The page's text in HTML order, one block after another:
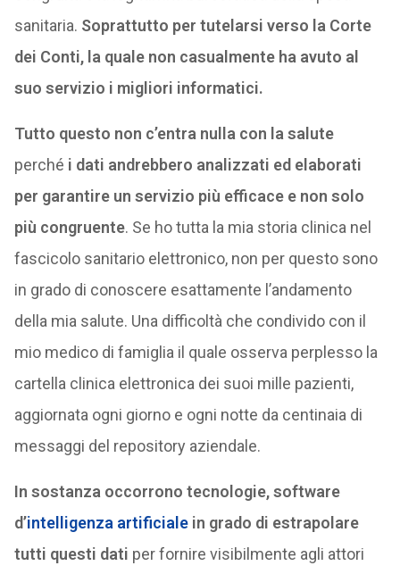
sanitaria. Soprattutto per tutelarsi verso la Corte
dei Conti, la quale non casualmente ha avuto al
suo servizio i migliori informatici.
Tutto questo non c’entra nulla con la salute
perché i dati andrebbero analizzati ed elaborati
per garantire un servizio più efficace e non solo
più congruente. Se ho tutta la mia storia clinica nel
fascicolo sanitario elettronico, non per questo sono
in grado di conoscere esattamente l’andamento
della mia salute. Una difficoltà che condivido con il
mio medico di famiglia il quale osserva perplesso la
cartella clinica elettronica dei suoi mille pazienti,
aggiornata ogni giorno e ogni notte da centinaia di
messaggi del repository aziendale.
In sostanza occorrono tecnologie, software
d’intelligenza artificialein grado di estrapolare
tutti questi dati per fornire visibilmente agli attori